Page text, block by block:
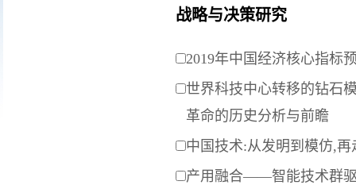
战略与决策研究
2019年中国经济核心指标
世界科技中心转移的钻石
革命的历史分析与前瞻
中国技术:从发明到模仿,再
产用融合——智能技术群